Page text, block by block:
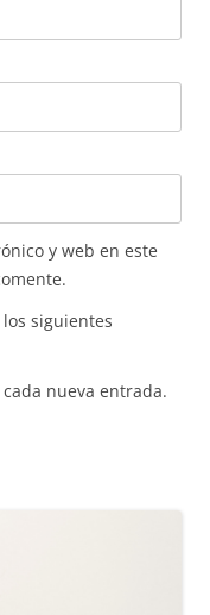
y web en este
siguientes
nueva entrada.